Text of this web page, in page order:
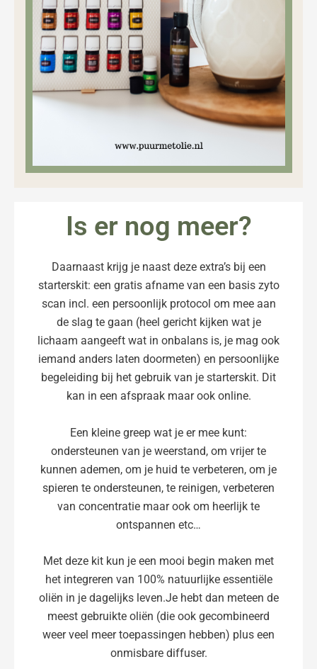
Is er nog meer?
Daarnaast krijg je naast deze extra’s bij een
starterskit: een gratis afname van een basis zyto
scan incl. een persoonlijk protocol om mee aan
de slag te gaan (heel gericht kijken wat je
lichaam aangeeft wat in onbalans is, je mag ook
iemand anders laten doormeten) en persoonlijke
begeleiding bij het gebruik van je starterskit. Dit
kan in een afspraak maar ook online.
Een kleine greep wat je er mee kunt:
ondersteunen van je weerstand, om vrijer te
kunnen ademen, om je huid te verbeteren, om je
spieren te ondersteunen, te reinigen, verbeteren
van concentratie maar ook om heerlijk te
ontspannen etc…
Met deze kit kun je een mooi begin maken met
het integreren van 100% natuurlijke essentiële
oliën in je dagelijks leven.Je hebt dan meteen de
meest gebruikte oliën (die ook gecombineerd
weer veel meer toepassingen hebben) plus een
onmisbare diffuser.